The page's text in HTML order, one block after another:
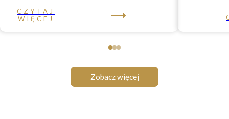
CZYTAJ
WIĘCEJ
Zobacz więcej